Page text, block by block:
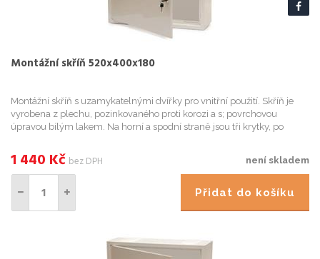
Montážní skříň 520x400x180
Montážní skříň s uzamykatelnými dvířky pro vnitřní použití. Skříň je
vyrobena z plechu, pozinkovaného proti korozi a s; povrchovou
úpravou bílým lakem. Na horní a spodní straně jsou tři krytky, po
není skladem
1 440 Kč bez DPH
Přidat do košíku